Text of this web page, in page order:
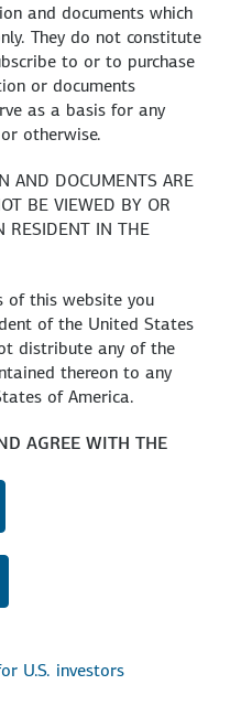
and documents which
They do not constitute
to or to purchase
or documents
as a basis for any
otherwise.
AND DOCUMENTS ARE
BE VIEWED BY OR
RESIDENT IN THE
of this website you
of the United States
distribute any of the
thereon to any
of America.
AGREE WITH THE
U.S. investors